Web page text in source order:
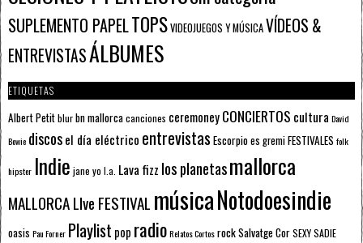
SUPLEMENTO PAPELTOPSVIDEOJUEGOS Y MÚSICAVÍDEOS &
ENTREVISTASÁLBUMES
ETIQUETAS
Albert Petitblurbn mallorcacanciones ceremoneyCONCIERTOS cultura David
Bowie discosel día eléctrico entrevistas Escorpioes gremiFESTIVALES folk
hipster Indie jane yo l.a. Lava fizz los planetasmallorca
MALLORCA LIve FESTIVAL músicaNotodoesindie
oasis Pau Forner Playlist pop radioRelatos CortosrockSalvatge CorSEXY SADIE